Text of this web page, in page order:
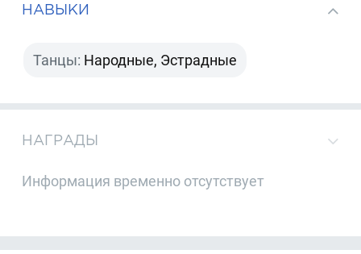
НАВЫКИ
Танцы: Народные, Эстрадные
НАГРАДЫ
Информация временно отсутствует